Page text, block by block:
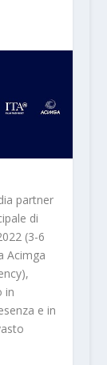
partner
di
(3-6
Acimga
in
e in